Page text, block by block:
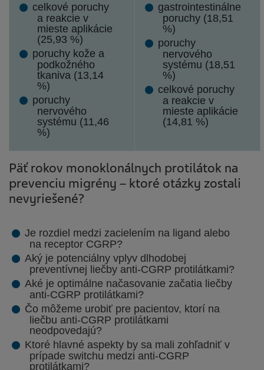
celkové poruchy
a reakcie v
mieste aplikácie
(25,93 %)
poruchy kože a
podkožného
tkaniva (13,14
%)
poruchy
nervového
systému (11,46
%)
gastrointestinálne
poruchy (18,51
%)
poruchy
nervového
systému (18,51
%)
celkové poruchy
a reakcie v
mieste aplikácie
(14,81 %)
Päť rokov monoklonálnych protilátok na
prevenciu migrény – ktoré otázky zostali
nevyriešené?
Je rozdiel medzi zacielením na ligand alebo
na receptor CGRP?
Aký je potenciálny vplyv dlhodobej
preventívnej liečby anti-CGRP protilátkami?
Aké je optimálne načasovanie začatia liečby
anti-CGRP protilátkami?
Čo môžeme urobiť pre pacientov, ktorí na
liečbu anti-CGRP protilátkami
neodpovedajú?
Ktoré hlavné aspekty by sa mali zohľadniť v
prípade switchu medzi anti-CGRP
protilátkami?